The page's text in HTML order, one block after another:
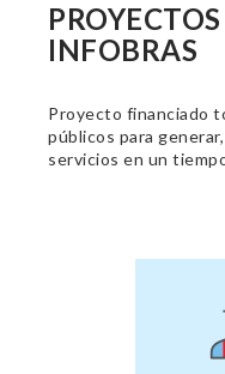
INFOBRAS
Proyecto financiado
públicos para
servicios en un